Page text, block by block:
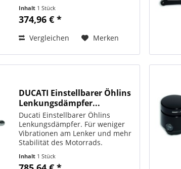
PERFORMANCE Art. - Nr.:
97380721A
Inhalt 1 Stück
374,96 € *
Vergleichen Merken
DUCATI Einstellbarer Öhlins
Lenkungsdämpfer...
Ducati Einstellbarer Öhlins
Lenkungsdämpfer. Für weniger
Vibrationen am Lenker und mehr
Stabilität des Motorrads.
Art. - Nr.: 96280541A Passend für:
Inhalt 1 Stück